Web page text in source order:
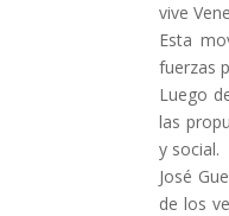
vive
Esta
fuerzas
Luego
las
y social.
José
de los